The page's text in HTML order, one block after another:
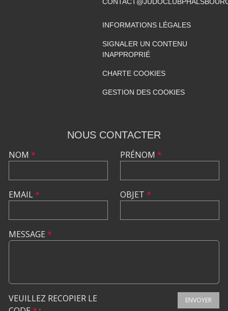
INFORMATIONS LÉGALES
SIGNALER UN CONTENU
INAPPROPRIÉ
CHARTE COOKIES
GESTION DES COOKIES
NOUS CONTACTER
NOM *
EMAIL*
PRÉNOM *
OBJET *
MESSAGE *
VEUILLEZ RECOPIER LE
ENVOYER